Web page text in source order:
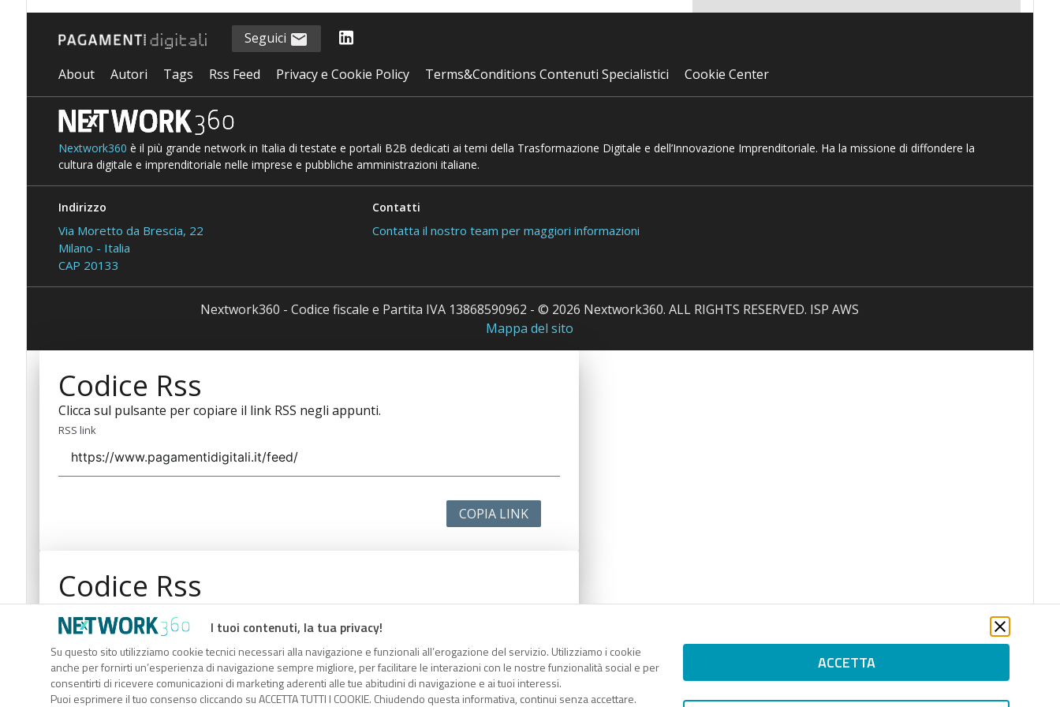
I tuoi contenuti, la tua privacy!
Su questo sito utilizziamo cookie tecnici necessari alla navigazione e funzionali all’erogazione del servizio. Utilizziamo i cookie
anche per fornirti un’esperienza di navigazione sempre migliore, per facilitare le interazioni con le nostre funzionalità social e per
consentirti di ricevere comunicazioni di marketing aderenti alle tue abitudini di navigazione e ai tuoi interessi.
Puoi esprimere il tuo consenso cliccando su ACCETTA TUTTI I COOKIE. Chiudendo questa informativa, continui senza accettare.
ACCETTA
Seguici
About Autori Tags Rss Feed Privacy e Cookie Policy Terms&Conditions Contenuti Specialistici Cookie Center
Nextwork360 è il più grande network in Italia di testate e portali B2B dedicati ai temi della Trasformazione Digitale e dell’Innovazione Imprenditoriale. Ha la missione di diffondere la
cultura digitale e imprenditoriale nelle imprese e pubbliche amministrazioni italiane.
Indirizzo
Via Moretto da Brescia, 22
Milano - Italia
CAP 20133
Contatti
Contatta il nostro team per maggiori informazioni
Nextwork360 - Codice fiscale e Partita IVA 13868590962 - © 2026 Nextwork360. ALL RIGHTS RESERVED. ISP AWS
Mappa del sito
Codice Rss
Clicca sul pulsante per copiare il link RSS negli appunti.
RSS link
COPIA LINK
Codice Rss
Clicca sul pulsante per copiare il link RSS negli appunti.
RSS link